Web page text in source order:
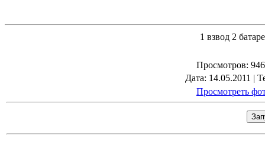
1 взвод 2
Просмотров:
Дата: 14.05.2011 |
Просмотреть